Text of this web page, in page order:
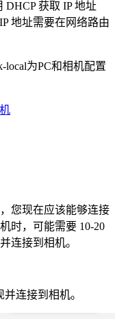
DHCP 获取 IP 地址
地址需要在网络路由
为PC和相机配置
，您现在应该能够连接
时，可能需要 10-20
连接到相机。
连接到相机。